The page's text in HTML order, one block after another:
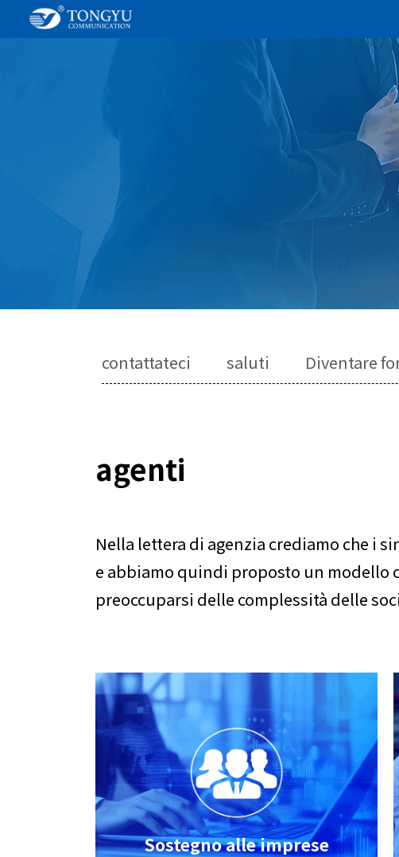
contattateci saluti Diventare
agenti
Nella lettera di agenzia crediamo che i
e abbiamo quindi proposto un modello
preoccuparsi delle complessità delle
Sostegno alle imprese